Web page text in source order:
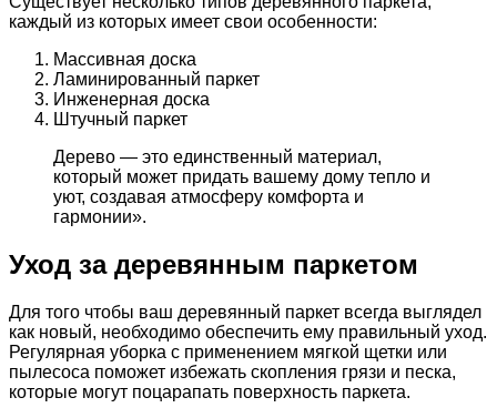
каждый из которых имеет свои особенности:
Массивная доска
Ламинированный паркет
Инженерная доска
Штучный паркет
Дерево — это единственный материал,
который может придать вашему дому тепло и
уют, создавая атмосферу комфорта и
гармонии».
Уход за деревянным паркетом
Для того чтобы ваш деревянный паркет всегда выглядел
как новый, необходимо обеспечить ему правильный уход.
Регулярная уборка с применением мягкой щетки или
пылесоса поможет избежать скопления грязи и песка,
которые могут поцарапать поверхность паркета.